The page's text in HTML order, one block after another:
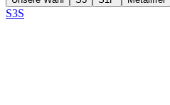
S3S